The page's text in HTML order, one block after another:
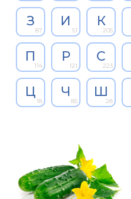
З
87
И
51
К
205
П
114
Р
121
С
223
Ц
18
Ч
85
Ш
28